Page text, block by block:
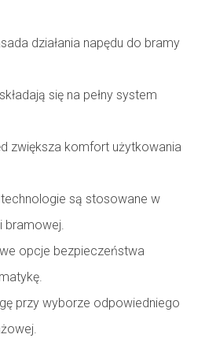
działania napędu do bramy
się na pełny system
zwiększa komfort użytkowania
są stosowane w
bramowej.
opcje bezpieczeństwa
przy wyborze odpowiedniego